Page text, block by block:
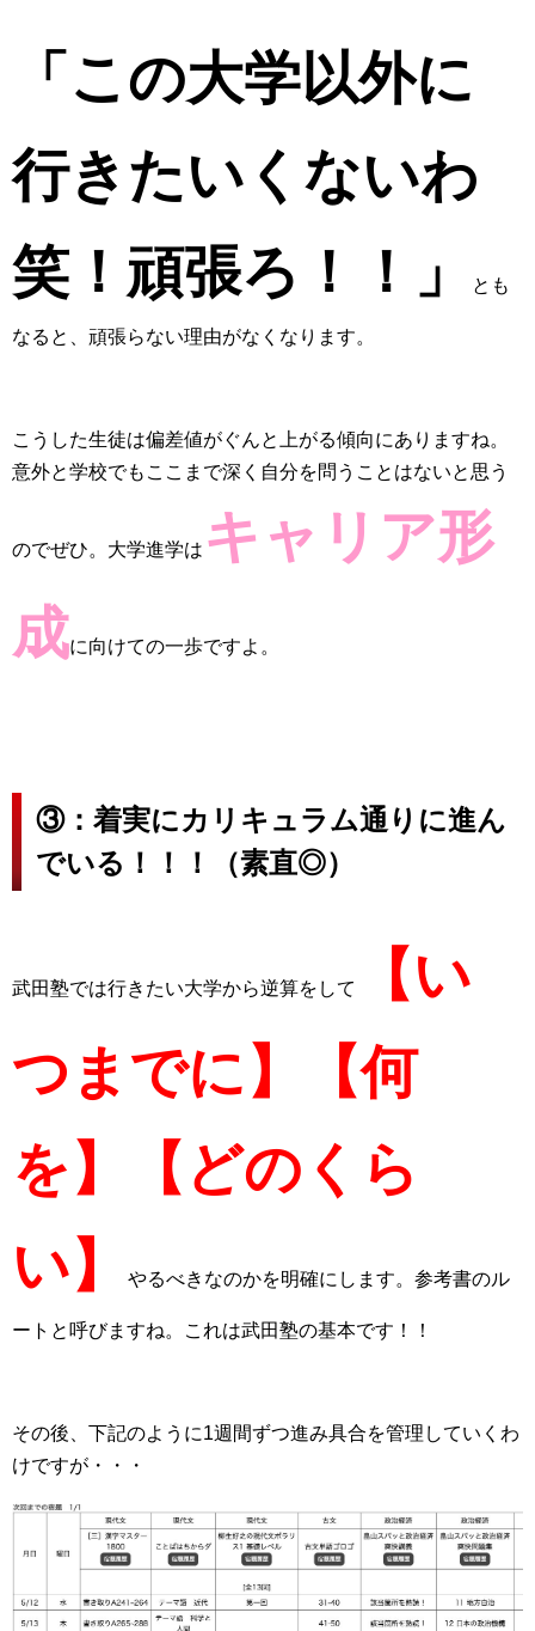
「この大学以外に
行きたいくないわ
笑！頑張ろ！！」
とも
なると、頑張らない理由がなくなります。
こうした生徒は偏差値がぐんと上がる傾向にありますね。
意外と学校でもここまで深く自分を問うことはないと思う
のでぜひ。大学進学は キャリア形
成に向けての一歩ですよ。
③：着実にカリキュラム通りに進ん
でいる！！！（素直◎）
武田塾では行きたい大学から逆算をして
【い
つまでに】【何
を】【どのくら
い】
やるべきなのかを明確にします。参考書のル
ートと呼びますね。これは武田塾の基本です！！
その後、下記のように1週間ずつ進み具合を管理していくわ
けですが・・・